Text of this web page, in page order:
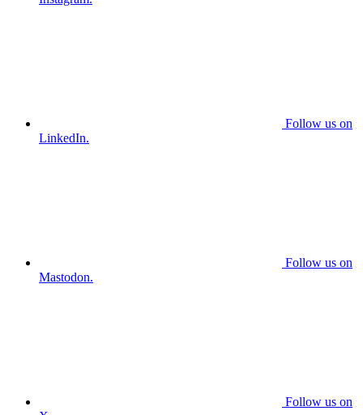
Follow us on
LinkedIn.
Follow us on
Mastodon.
Follow us on